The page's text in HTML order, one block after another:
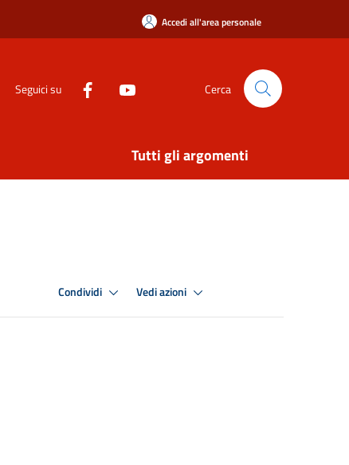
Accedi all'area personale
Seguici su Cerca
Tutti gli argomenti
Condividi Vedi azioni